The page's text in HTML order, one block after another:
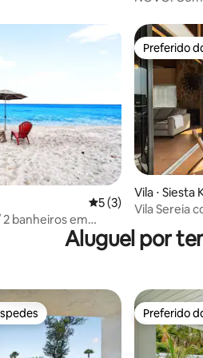
5 de uma avaliação
5 (3)
banheiros em
– pranchas de
de estimação
Preferido
Preferido
Vila ⋅ Siesta
Vila Sereia
Aluguel por
dos hóspedes Preferido
Preferido